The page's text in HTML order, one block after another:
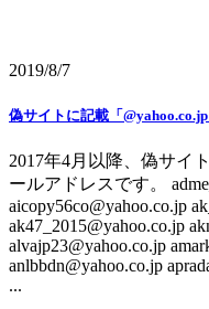
2019/8/7
偽サイトに記載「
2017年4月以降、偽サイ
ールアドレスです。
aicopy56co@yahoo.co.jp
ak47_2015@yahoo.co.jp
alvajp23@yahoo.co.jp
anlbbdn@yahoo.co.jp
...